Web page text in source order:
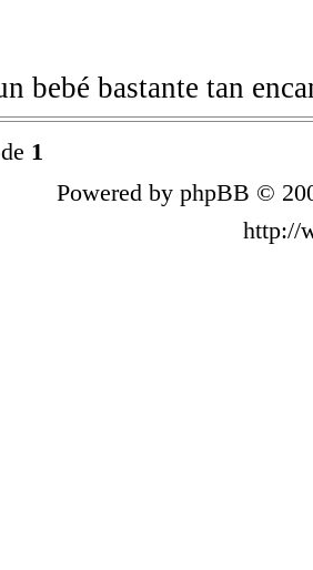
bebé bastante tan
de 1
Powered by phpBB ©
http://